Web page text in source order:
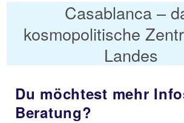
Casablanca –
kosmopolitische
Landes
Du möchtest mehr
Beratung?